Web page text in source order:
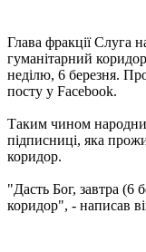
Глава фракції Слуга
гуманітарний
неділю, 6 березня.
посту у Facebook.
Таким чином
підписниці, яка
коридор.
"Дасть Бог, завтра (6
коридор", - написав